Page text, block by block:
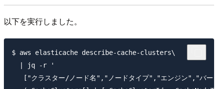
以下を実行しました。
$ aws elasticache describe-cache-clusters\
  | jq -r '
["クラスター/ノード名","ノードタイプ","エンジン","バー